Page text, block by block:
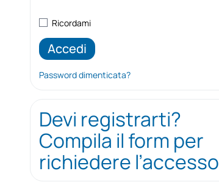
Ricordami
Password dimenticata?
Devi registrarti?
Compila il form per
richiedere l’accesso